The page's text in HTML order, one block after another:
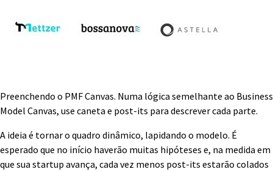
Preenchendo o PMF Canvas. Numa lógica semelhante ao Business
Model Canvas, use caneta e post-its para descrever cada parte.
A ideia é tornar o quadro dinâmico, lapidando o modelo. É
esperado que no início haverão muitas hipóteses e, na medida em
que sua startup avança, cada vez menos post-its estarão colados